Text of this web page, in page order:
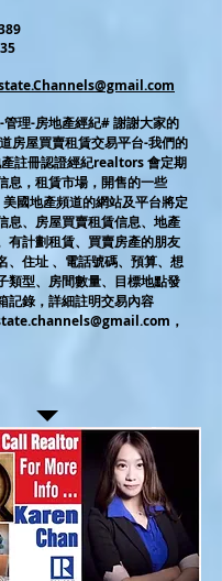
理-房地產經紀# 謝謝大家的
房屋買賣租賃交易平台-我們的
註冊認證經紀realtors 會定期
息，租賃市場，開售的一些
國地產頻道的網站及平台將定
息、房屋買賣租賃信息、地產
有計劃租賃、買賣房產的朋友
、住址 、電話號碼、預算、想
類型、房間數量、目標地點發
記錄，詳細註明交易內容
，